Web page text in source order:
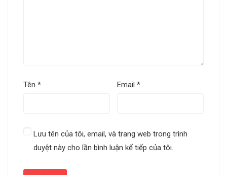
Tên * Email*
Lưu tên của tôi, email, và trang web trong trình
duyệt này cho lần bình luận kế tiếp của tôi.